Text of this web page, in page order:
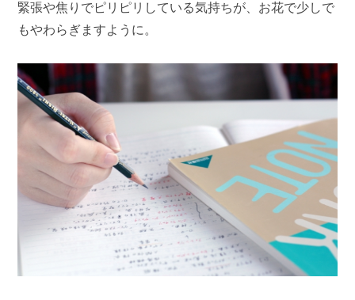
緊張や焦りでピリピリしている気持ちが、お花で少しで
もやわらぎますように。